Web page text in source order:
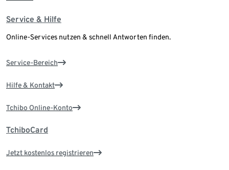
Service & Hilfe
Online-Services nutzen & schnell Antworten finden.
Service-Bereich
Hilfe & Kontakt
Tchibo Online-Konto
TchiboCard
Jetzt kostenlos registrieren